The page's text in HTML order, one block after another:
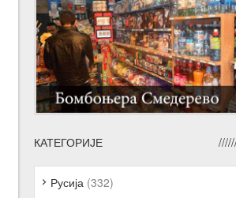
КАТЕГОРИЈЕ
Русија (332)